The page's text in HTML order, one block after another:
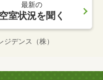
最新の
空室状況を聞く
デンス（株）